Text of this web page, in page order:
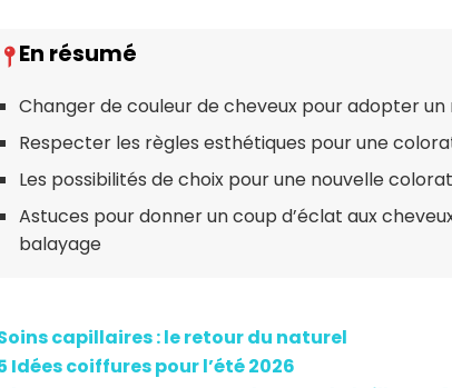
Changer de couleur de cheveux pour adopter un
Respecter les règles esthétiques pour une
Les possibilités de choix pour une nouvelle
Astuces pour donner un coup d’éclat aux
balayage
capillaires : le retour du naturel
Idées coiffures pour l’été 2026